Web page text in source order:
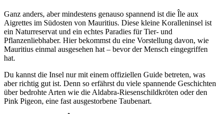
Ganz anders, aber mindestens genauso spannend ist die Île aux
Aigrettes im Südosten von Mauritius. Diese kleine Koralleninsel ist
ein Naturreservat und ein echtes Paradies für Tier- und
Pflanzenliebhaber. Hier bekommst du eine Vorstellung davon, wie
Mauritius einmal ausgesehen hat – bevor der Mensch eingegriffen
hat.
Du kannst die Insel nur mit einem offiziellen Guide betreten, was
aber richtig gut ist. Denn so erfährst du viele spannende Geschichten
über bedrohte Arten wie die Aldabra-Riesenschildkröten oder den
Pink Pigeon, eine fast ausgestorbene Taubenart.